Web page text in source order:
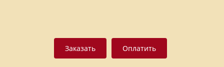
Заказать Оплатить